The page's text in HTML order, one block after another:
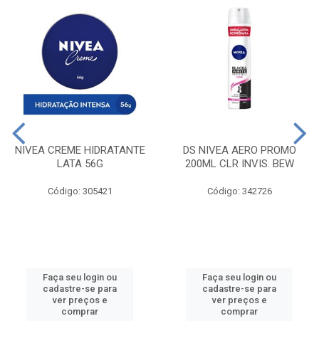
NIVEA CREME HIDRATANTE
LATA 56G
Código: 305421
Faça seu login ou
cadastre-se para
ver preços e
comprar
DS NIVEA AERO PROMO
200ML CLR INVIS. BEW
Código: 342726
Faça seu login ou
cadastre-se para
ver preços e
comprar